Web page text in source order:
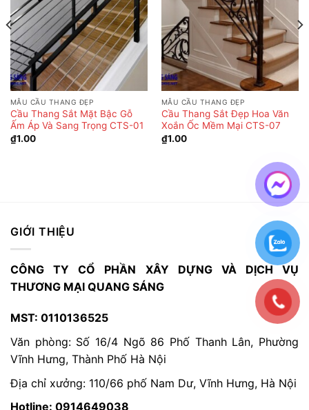
MẪU CẦU THANG ĐẸP
Cầu Thang Sắt Mặt Bậc Gỗ
Ấm Áp Và Sang Trọng CTS-01
₫1.00
MẪU CẦU THANG ĐẸP
Cầu Thang Sắt Đẹp Hoa Văn
Xoắn Ốc Mềm Mại CTS-07
₫1.00
GIỚI THIỆU
CÔNG TY CỔ PHẦN XÂY DỰNG VÀ DỊCH VỤ
THƯƠNG MẠI QUANG SÁNG
MST: 0110136525
Văn phòng: Số 16/4 Ngõ 86 Phố Thanh Lân, Phường
Vĩnh Hưng, Thành Phố Hà Nội
Địa chỉ xưởng: 110/66 phố Nam Dư, Vĩnh Hưng, Hà Nội
Hotline: 0914649038